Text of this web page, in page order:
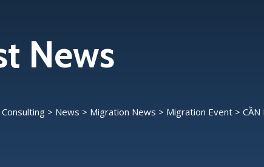
News
> News > Migration News > Migration Event > CẦN